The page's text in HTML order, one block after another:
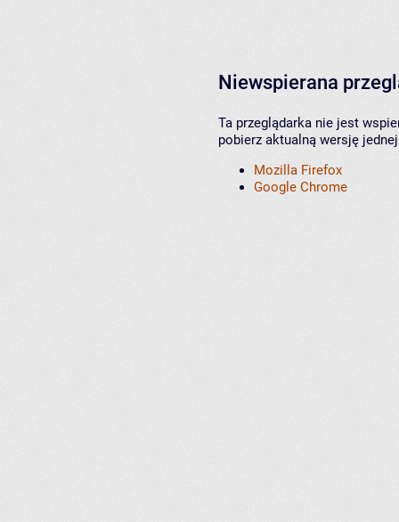
Niewspierana
Ta przeglądarka nie jest
pobierz aktualną wersję
Mozilla Firefox
Google Chrome